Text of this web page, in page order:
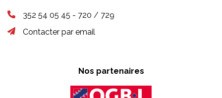
352 54 05 45 - 720 / 729
Contacter par email
Nos partenaires